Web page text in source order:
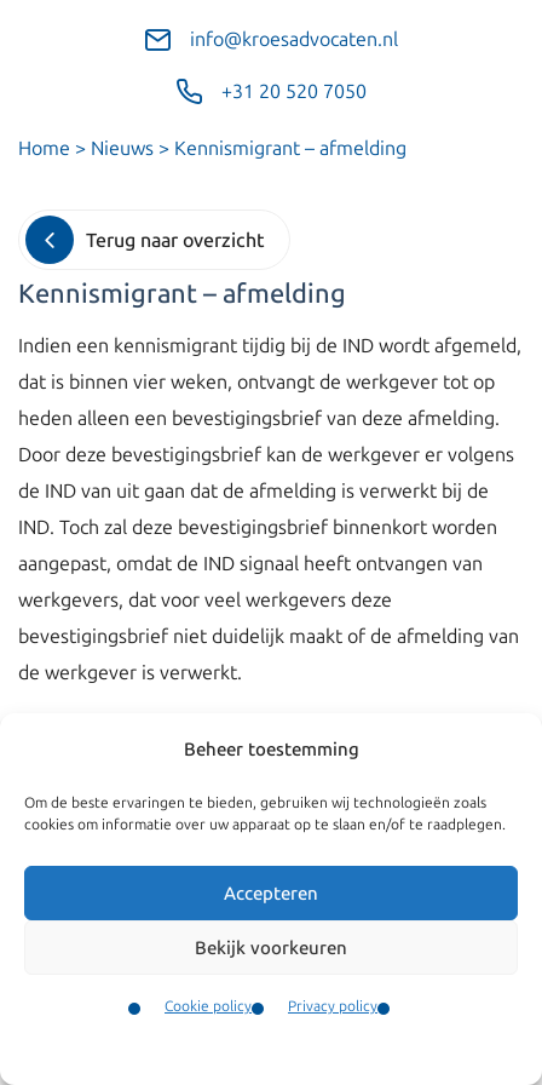
Beheer toestemming
Om de beste ervaringen te bieden, gebruiken wij technologieën zoals
cookies om informatie over uw apparaat op te slaan en/of te raadplegen.
Accepteren
Bekijk voorkeuren
Cookie policy Privacy policy
info@kroesadvocaten.nl
+31 20 520 7050
Home > Nieuws > Kennismigrant – afmelding
Terug naar overzicht
Kennismigrant – afmelding
Indien een kennismigrant tijdig bij de IND wordt afgemeld,
dat is binnen vier weken, ontvangt de werkgever tot op
heden alleen een bevestigingsbrief van deze afmelding.
Door deze bevestigingsbrief kan de werkgever er volgens
de IND van uit gaan dat de afmelding is verwerkt bij de
IND. Toch zal deze bevestigingsbrief binnenkort worden
aangepast, omdat de IND signaal heeft ontvangen van
werkgevers, dat voor veel werkgevers deze
bevestigingsbrief niet duidelijk maakt of de afmelding van
de werkgever is verwerkt.
gedaan, zal de IND contact opnemen met de werkgever en
informeren naar de reden van het geconstateerde verzuim
en de werkgever in de gelegenheid stellen zijn zienswijze
te geven en aan te geven welke maatregelen hij neemt
om herhaling te voorkomen. Aan de hand van de inhoud
van het gesprek beoordeelt de IND of er aanleiding is om
werkgever afspraken worden gemaakt over een termijn